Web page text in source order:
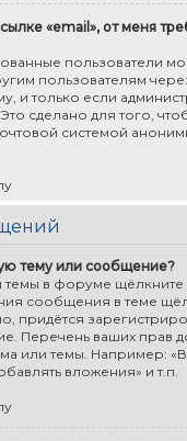
«email», от меня
пользователи
пользователям
и только если
сделано для того,
системой
тему или сообщение?
в форуме щёлкните
сообщения в теме
придётся
Перечень ваших прав
или темы. Например:
вложения» и т.п.